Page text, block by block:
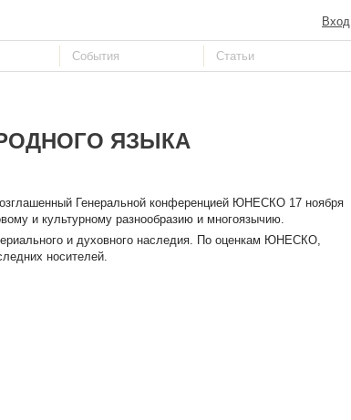
Вход
ЯЗЫКА
Генеральной конференцией ЮНЕСКО 17 ноября
и культурному разнообразию и многоязычию.
и духовного наследия. По оценкам ЮНЕСКО,
носителей.